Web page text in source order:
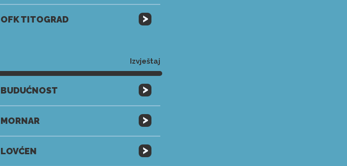
OFK TITOGRAD >
Izvještaj
BUDUĆNOST >
MORNAR >
LOVĆEN >